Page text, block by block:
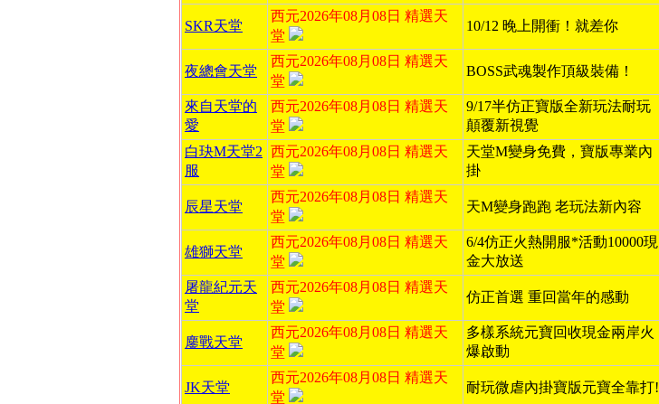
SKR天堂
西元2026年08月08日 精選天
堂
10/12 晚上開衝！就差你
夜總會天堂
西元2026年08月08日 精選天
堂
BOSS武魂製作頂級裝備！
來自天堂的
愛
西元2026年08月08日 精選天
堂
9/17半仿正寶版全新玩法耐玩
顛覆新視覺
白玦M天堂2
服
西元2026年08月08日 精選天
堂
天堂M變身免費，寶版專業內
掛
辰星天堂
西元2026年08月08日 精選天
堂
天M變身跑跑 老玩法新內容
雄獅天堂
西元2026年08月08日 精選天
堂
6/4仿正火熱開服*活動10000現
金大放送
屠龍紀元天
堂
西元2026年08月08日 精選天
堂
仿正首選 重回當年的感動
鏖戰天堂
西元2026年08月08日 精選天
堂
多樣系統元寶回收現金兩岸火
爆啟動
JK天堂
西元2026年08月08日 精選天
堂
耐玩微虐內掛寶版元寶全靠打!